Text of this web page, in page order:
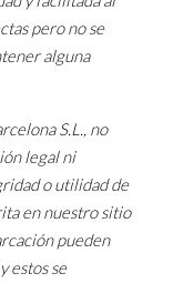
pero no se
alguna
S.L., no
legal ni
o utilidad de
en nuestro sitio
pueden
estos se